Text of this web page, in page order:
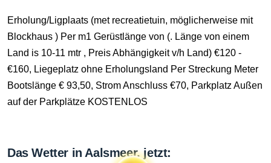
Erholung/Ligplaats (met recreatietuin, möglicherweise mit
Blockhaus ) Per m1 Gerüstlänge von (. Länge von einem
Land is 10-11 mtr , Preis Abhängigkeit v/h Land) €120 -
€160, Liegeplatz ohne Erholungsland Per Streckung Meter
Bootslänge € 93,50, Strom Anschluss €70, Parkplatz Außen
auf der Parkplätze KOSTENLOS
Das Wetter in Aalsmeer, jetzt: